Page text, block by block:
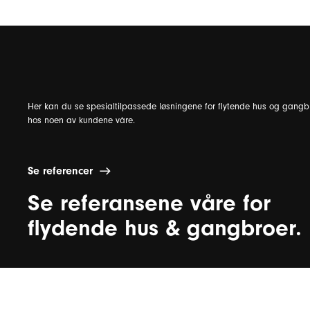
Her kan du se spesialtilpassede løsningene for flytende hus og
hos noen av kundene våre.
Se referencer
Se referansene våre for
flydende hus & gangbroer.